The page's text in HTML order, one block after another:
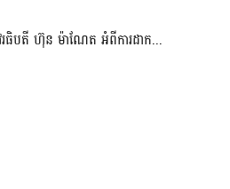
ធិបតី ហ៊ុន ម៉ាណែត អំពីការដាក...